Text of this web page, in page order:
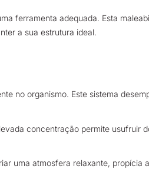
ferramenta adequada. Esta
a sua estrutura ideal.
no organismo. Este sistema
concentração permite usufruir
uma atmosfera relaxante, propícia